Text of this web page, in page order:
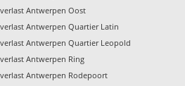
Antwerpen Oost
Antwerpen Quartier Latin
Antwerpen Quartier Leopold
Antwerpen Ring
Antwerpen Rodepoort